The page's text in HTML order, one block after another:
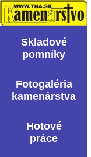
Skladové
pomní­ky
Fotogaléria
kamenárstva
Hotové
práce